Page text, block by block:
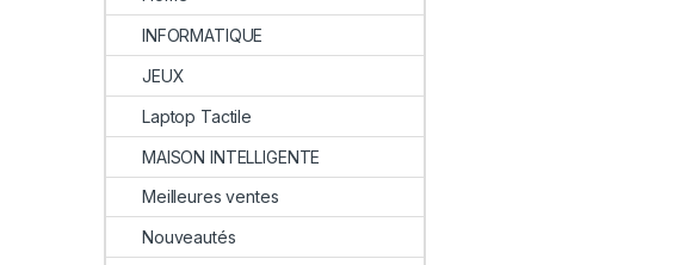
INFORMATIQUE
JEUX
Laptop Tactile
MAISON INTELLIGENTE
Meilleures ventes
Nouveautés